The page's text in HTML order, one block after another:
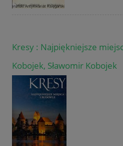
Kresy : Najpiękniejsze
Kobojek, Sławomir Kobojek